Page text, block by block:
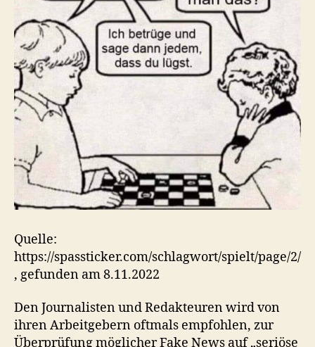
Quelle:
https://spassticker.com/schlagwort/spielt/page/2/
, gefunden am 8.11.2022
Den Journalisten und Redakteuren wird von
ihren Arbeitgebern oftmals empfohlen, zur
Überprüfung möglicher Fake News auf „seriöse